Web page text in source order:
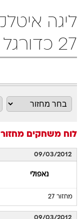
27 כדורגל
לוח משחקים מחזור 27
09/03/2012
נאפולי
מחזור 27